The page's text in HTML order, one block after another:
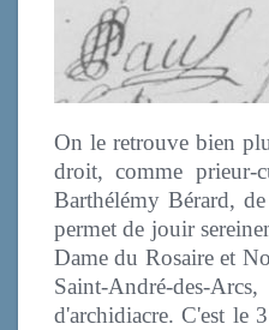
On le retrouve bien
droit, comme
Barthélémy Bérard,
permet de jouir
Dame du Rosaire et
Saint-André-des-
d'archidiacre. C'est le